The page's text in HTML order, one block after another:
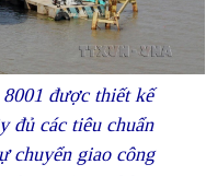
được thiết kế
đủ các tiêu chuẩn
chuyển giao công